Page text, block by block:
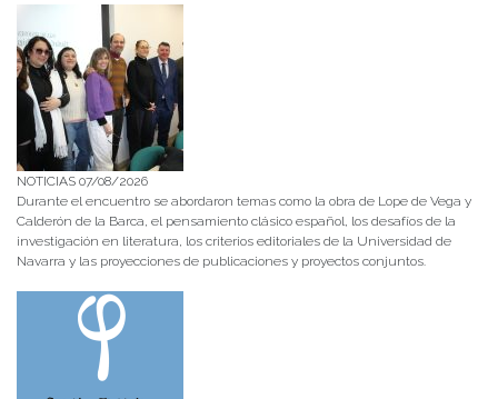
NOTICIAS 07/08/2026
Durante el encuentro se abordaron temas como la obra de Lope de Vega y
Calderón de la Barca, el pensamiento clásico español, los desafíos de la
investigación en literatura, los criterios editoriales de la Universidad de
Navarra y las proyecciones de publicaciones y proyectos conjuntos.